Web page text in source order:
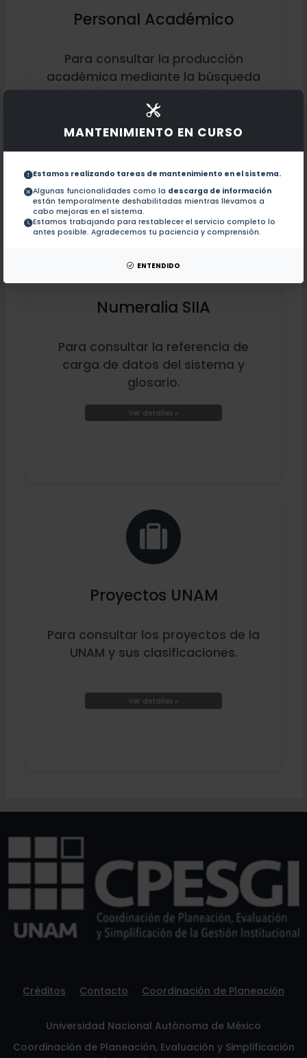
MANTENIMIENTO EN CURSO
Estamos realizando tareas de mantenimiento en el sistema.
Algunas funcionalidades como la descarga de información
están temporalmente deshabilitadas mientras llevamos a
cabo mejoras en el sistema.
Estamos trabajando para restablecer el servicio completo lo
antes posible. Agradecemos tu paciencia y comprensión.
ENTENDIDO
Personal Académico
Para consultar la producción
académica mediante la búsqueda
individual de un académico.
Numeralia SIIA
Para consultar la referencia de
carga de datos del sistema y
glosario.
Ver detalles »
Proyectos UNAM
Para consultar los proyectos de la
UNAM y sus clasificaciones.
Ver detalles »
Créditos Contacto Coordinación de Planeación
Universidad Nacional Autónoma de México
Coordinación de Planeación, Evaluación y Simplificación